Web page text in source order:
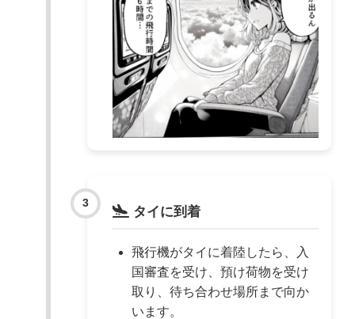
タイに到着
飛行機がタイに着陸したら、入
国審査を受け、預け荷物を受け
取り、待ち合わせ場所まで向か
います。